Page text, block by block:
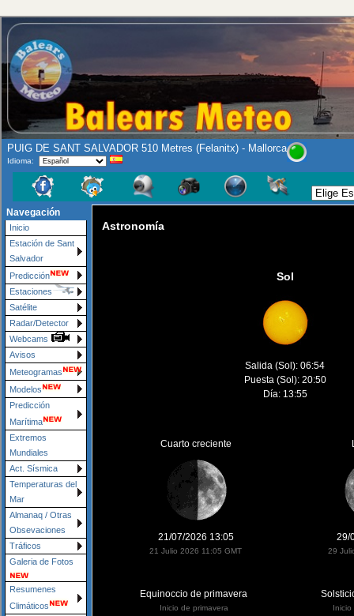
PUIG DE SANT SALVADOR 510 Metres (Felanitx) - Mallorca
Idioma:
Navegación
Inicio
Estación de Sant
Salvador
Predicción
Estaciones
Satélite
Radar/Detector
Webcams
Avisos
Meteogramas
Modelos
Predicción
Marítima
Extremos
Mundiales
Act. Sísmica
Temperaturas del
Mar
Almanaq / Otras
Obsevaciones
Tráficos
Galeria de Fotos
Resumenes
Climáticos
Astronomía
Sol
Salida (Sol): 06:54
Puesta (Sol): 20:50
Día: 13:55
Cuarto creciente
21/07/2026 13:05
21 Julio 2026 11:05 GMT
29/
29
Equinoccio de primavera
Inicio de primavera Inicio